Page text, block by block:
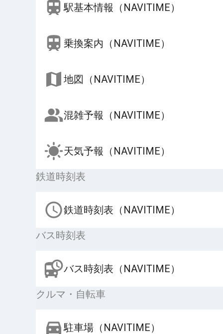
駅基本情報（NAVITIME）
乗換案内（NAVITIME）
地図（NAVITIME）
混雑予報（NAVITIME）
天気予報（NAVITIME）
鉄道時刻表
鉄道時刻表（NAVITIME）
バス時刻表
バス時刻表（NAVITIME）
クルマ・自転車
駐車場（NAVITIME）